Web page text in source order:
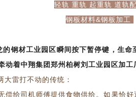
轻轨 重轨 起重轨 道轨
钢板材料&钢板加工
材工业园区瞬间按下暂停键，生命
着中翔集团郑州柏树刘工业园区加工
雷打不动的传统：
偿给司机师傅提供食物供给。如果恰